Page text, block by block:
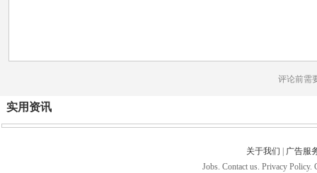
评论前需
实用资讯
关于我们
广告服
Jobs. Contact us. Privacy